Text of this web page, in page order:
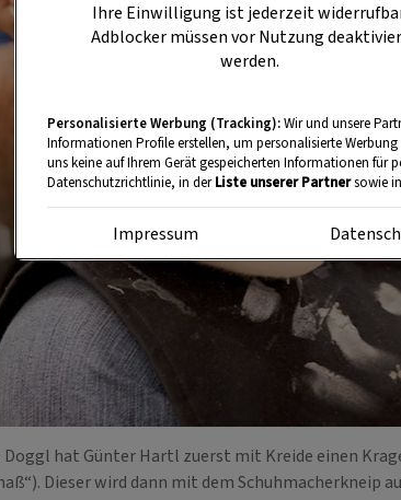
Doggl hat Günter Hartl zuerst mit Kreide einen
Dieser wird dann mit dem Schuhmacherkneip
Ihre Einwilligung ist jederzeit
Adblocker müssen vor Nutzung
werden.
Personalisierte Werbung (Tracking):Wir und unsere
Informationen Profile erstellen, um personalisierte
uns keine auf Ihrem Gerät gespeicherten Informationen für
Datenschutzrichtlinie, in derListe unserer Partnersowie
Impressum